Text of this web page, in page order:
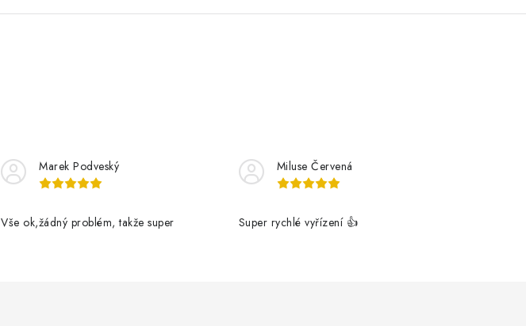
Marek Podveský
Vše ok,žádný problém, takže super
Miluse Červená
Super rychlé vyřízení 👍